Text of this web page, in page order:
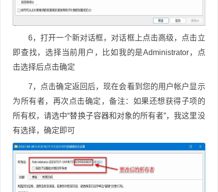
6，打开一个新对话框，对话框上点击高级，点击立
即查找，选择当前用户，比如我的是Administrator，点
击选择后点击确定
7，点击确定返回后，现在会看到您的用户帐户显示
为所有者，再次点击确定，备注：如果还想获得子项的
所有权，请选中“替换子容器和对象的所有者”，我这里没
有选择，确定即可